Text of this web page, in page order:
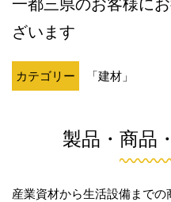
一都三県のお客様に
ざいます
カテゴリー 「建材」
製品・商品
産業資材から生活設備まで